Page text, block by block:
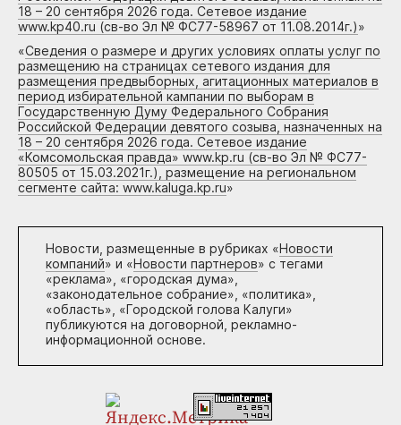
18 – 20 сентября 2026 года. Сетевое издание
www.kp40.ru (св-во Эл № ФС77-58967 от 11.08.2014г.)»
«Сведения о размере и других условиях оплаты услуг по
размещению на страницах сетевого издания для
размещения предвыборных, агитационных материалов в
период избирательной кампании по выборам в
Государственную Думу Федерального Собрания
Российской Федерации девятого созыва, назначенных на
18 – 20 сентября 2026 года. Сетевое издание
«Комсомольская правда» www.kp.ru (св-во Эл № ФС77-
80505 от 15.03.2021г.), размещение на региональном
сегменте сайта: www.kaluga.kp.ru»
Новости, размещенные в рубриках «Новости
компаний» и «Новости партнеров» с тегами
«реклама», «городская дума»,
«законодательное собрание», «политика»,
«область», «Городской голова Калуги»
публикуются на договорной, рекламно-
информационной основе.